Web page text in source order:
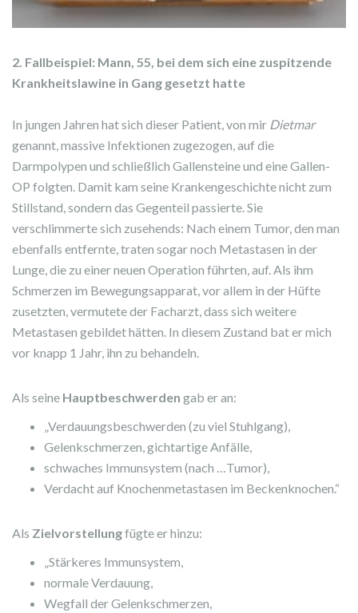
2. Fallbeispiel: Mann, 55, bei dem sich eine zuspitzende
Krankheitslawine in Gang gesetzt hatte
In jungen Jahren hat sich dieser Patient, von mir Dietmar
genannt, massive Infektionen zugezogen, auf die
Darmpolypen und schließlich Gallensteine und eine Gallen-
OP folgten. Damit kam seine Krankengeschichte nicht zum
Stillstand, sondern das Gegenteil passierte. Sie
verschlimmerte sich zusehends: Nach einem Tumor, den man
ebenfalls entfernte, traten sogar noch Metastasen in der
Lunge, die zu einer neuen Operation führten, auf. Als ihm
Schmerzen im Bewegungsapparat, vor allem in der Hüfte
zusetzten, vermutete der Facharzt, dass sich weitere
Metastasen gebildet hätten. In diesem Zustand bat er mich
vor knapp 1 Jahr, ihn zu behandeln.
Als seine Hauptbeschwerden gab er an:
„Verdauungsbeschwerden (zu viel Stuhlgang),
Gelenkschmerzen, gichtartige Anfälle,
schwaches Immunsystem (nach …Tumor),
Verdacht auf Knochenmetastasen im Beckenknochen.“
Als Zielvorstellungfügte er hinzu:
„Stärkeres Immunsystem,
normale Verdauung,
Wegfall der Gelenkschmerzen,